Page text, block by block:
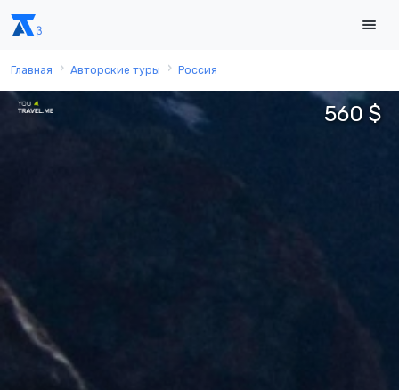
Главная Авторские туры Россия
560 $